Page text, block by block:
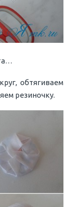
обтягиваем
резиночку.